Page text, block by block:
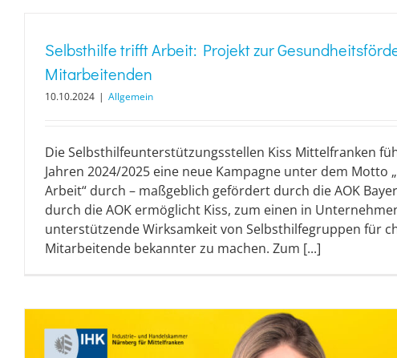
Selbsthilfe trifft Arbeit: Projekt zur
Mitarbeitenden
10.10.2024 | Allgemein
Die Selbsthilfeunterstützungsstellen Kiss Mittelfranken
Jahren 2024/2025 eine neue Kampagne unter dem Motto
Arbeit“ durch – maßgeblich gefördert durch die AOK
durch die AOK ermöglicht Kiss, zum einen in
unterstützende Wirksamkeit von Selbsthilfegruppen für
Mitarbeitende bekannter zu machen. Zum [...]